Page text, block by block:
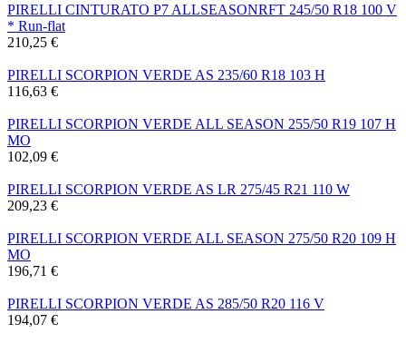
PIRELLI CINTURATO P7 ALLSEASONRFT 245/50 R18 100 V
* Run-flat
210,25 €
PIRELLI SCORPION VERDE AS 235/60 R18 103 H
116,63 €
PIRELLI SCORPION VERDE ALL SEASON 255/50 R19 107 H
MO
102,09 €
PIRELLI SCORPION VERDE AS LR 275/45 R21 110 W
209,23 €
PIRELLI SCORPION VERDE ALL SEASON 275/50 R20 109 H
MO
196,71 €
PIRELLI SCORPION VERDE AS 285/50 R20 116 V
194,07 €